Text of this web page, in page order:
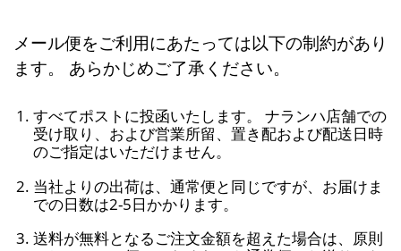
メール便をご利用にあたっては以下の制約があり
ます。 あらかじめご了承ください。
すべてポストに投函いたします。 ナランハ店舗での
受け取り、および営業所留、置き配および配送日時
のご指定はいただけません。
当社よりの出荷は、通常便と同じですが、お届けま
での日数は2-5日かかります。
送料が無料となるご注文金額を超えた場合は、原則